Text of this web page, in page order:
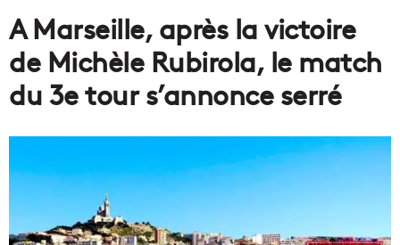
A Marseille, après la victoire
de Michèle Rubirola, le match
du 3e tour s’annonce serré